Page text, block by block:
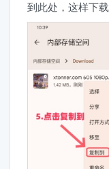
到此处，这样下